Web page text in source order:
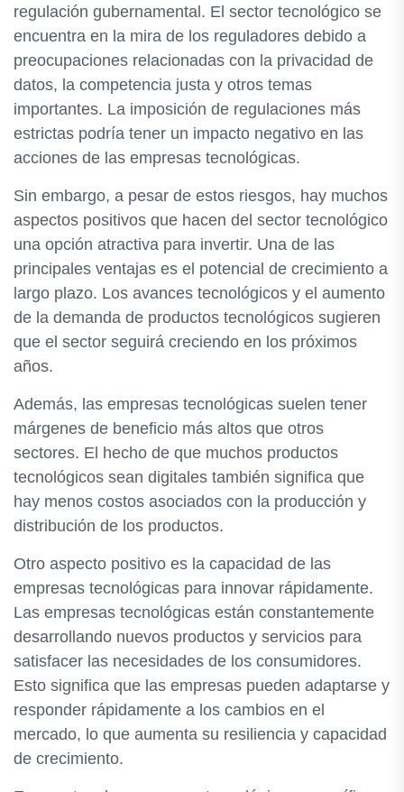
regulación gubernamental. El sector tecnológico se
encuentra en la mira de los reguladores debido a
preocupaciones relacionadas con la privacidad de
datos, la competencia justa y otros temas
importantes. La imposición de regulaciones más
estrictas podría tener un impacto negativo en las
acciones de las empresas tecnológicas.
Sin embargo, a pesar de estos riesgos, hay muchos
aspectos positivos que hacen del sector tecnológico
una opción atractiva para invertir. Una de las
principales ventajas es el potencial de crecimiento a
largo plazo. Los avances tecnológicos y el aumento
de la demanda de productos tecnológicos sugieren
que el sector seguirá creciendo en los próximos
años.
Además, las empresas tecnológicas suelen tener
márgenes de beneficio más altos que otros
sectores. El hecho de que muchos productos
tecnológicos sean digitales también significa que
hay menos costos asociados con la producción y
distribución de los productos.
Otro aspecto positivo es la capacidad de las
empresas tecnológicas para innovar rápidamente.
Las empresas tecnológicas están constantemente
desarrollando nuevos productos y servicios para
satisfacer las necesidades de los consumidores.
Esto significa que las empresas pueden adaptarse y
responder rápidamente a los cambios en el
mercado, lo que aumenta su resiliencia y capacidad
de crecimiento.